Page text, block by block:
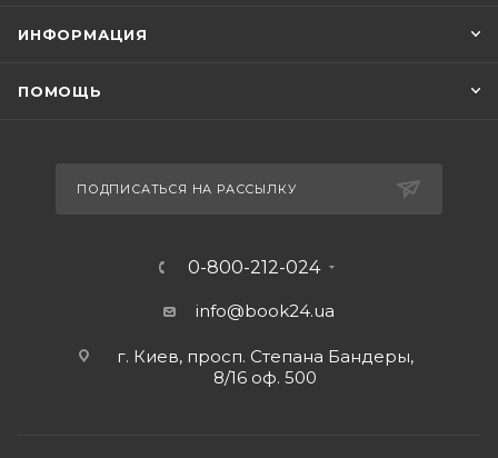
ИНФОРМАЦИЯ
ПОМОЩЬ
ПОДПИСАТЬСЯ НА РАССЫЛКУ
0-800-212-024
info@book24.ua
г. Киев, просп. Степана Бандеры,
8/16 оф. 500